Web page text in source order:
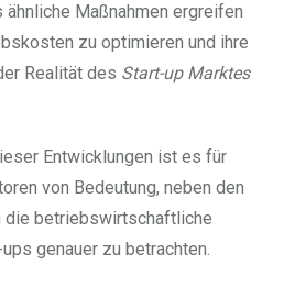
Maßnahmen ergreifen
zu optimieren und ihre
Realität des Start-up Marktes
Entwicklungen ist es für
von Bedeutung, neben den
die betriebswirtschaftliche
genauer zu betrachten.